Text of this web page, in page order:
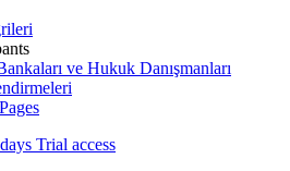
ve Hukuk Danışmanları
Trial access